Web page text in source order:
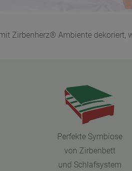
Zirbenherz® Ambiente dekoriert,
Perfekte Symbiose
von Zirbenbett
und Schlafsystem